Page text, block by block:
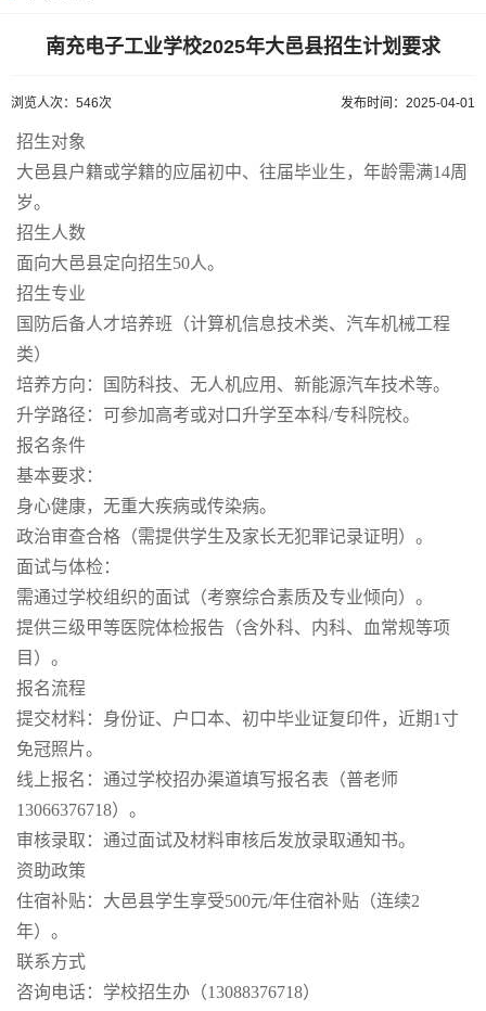
南充电子工业学校2025年大邑县招生计划要求
浏览人次：546次 发布时间：2025-04-01
招生对象
大邑县户籍或学籍的应届初中、往届毕业生，年龄需满14周
岁。
招生人数
面向大邑县定向招生50人。
招生专业
国防后备人才培养班（计算机信息技术类、汽车机械工程
类）
培养方向：国防科技、无人机应用、新能源汽车技术等。
升学路径：可参加高考或对口升学至本科/专科院校。
报名条件
基本要求：
身心健康，无重大疾病或传染病。
政治审查合格（需提供学生及家长无犯罪记录证明）。
面试与体检：
需通过学校组织的面试（考察综合素质及专业倾向）。
提供三级甲等医院体检报告（含外科、内科、血常规等项
目）。
报名流程
提交材料：身份证、户口本、初中毕业证复印件，近期1寸
免冠照片。
线上报名：通过学校招办渠道填写报名表（普老师
13066376718）。
审核录取：通过面试及材料审核后发放录取通知书。
资助政策
住宿补贴：大邑县学生享受500元/年住宿补贴（连续2
年）。
联系方式
咨询电话：学校招生办（13088376718）